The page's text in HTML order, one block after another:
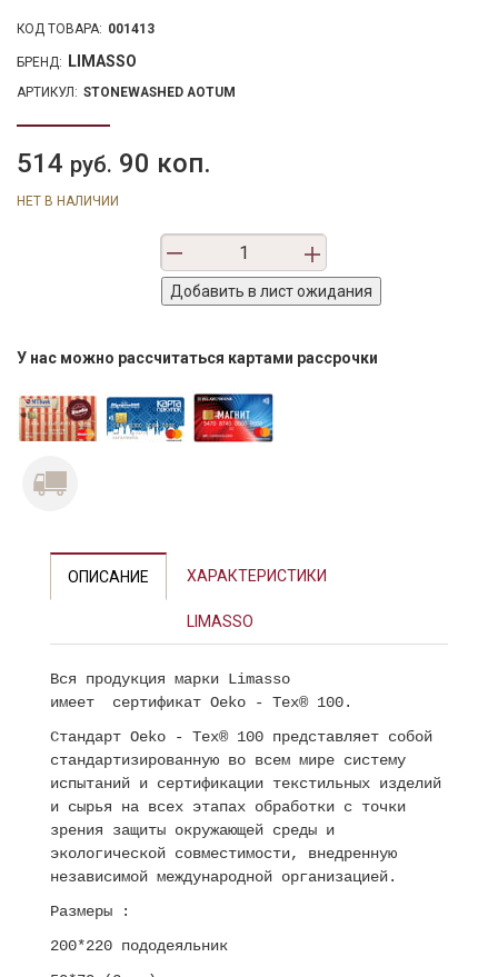
КОД ТОВАРА: 001413
БРЕНД: LIMASSO
АРТИКУЛ: STONEWASHED AOTUM
514 руб. 90 коп.
НЕТ В НАЛИЧИИ
У нас можно рассчитаться картами рассрочки
ОПИСАНИЕ ХАРАКТЕРИСТИКИ
LIMASSO
Вся продукция марки Limasso
имеет сертификат Oeko - Tex® 100.
Стандарт Oeko - Tex® 100 представляет собой
стандартизированную во всем мире систему
испытаний и сертификации текстильных изделий
и сырья на всех этапах обработки с точки
зрения защиты окружающей среды и
экологической совместимости, внедренную
независимой международной организацией.
Размеры :
200*220 пододеяльник